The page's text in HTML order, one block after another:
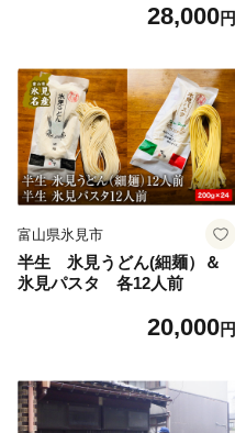
28,000円
富山県氷見市
半生 氷見うどん(細麺）＆
氷見パスタ 各12人前
20,000円